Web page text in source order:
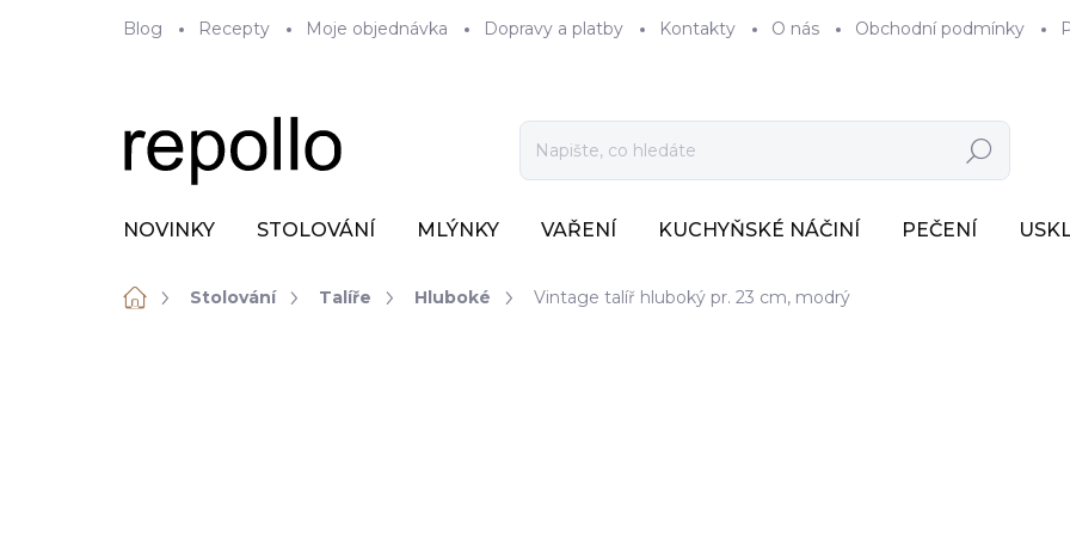
Blog Recepty Moje objednávka Dopravy a platby Kontakty O nás Obchodní podmínky
Hledat
NOVINKY STOLOVÁNÍ MLÝNKY VAŘENÍ KUCHYŇSKÉ NÁČINÍ PEČENÍ
DomůStolování Talíře Hluboké Vintage talíř hluboký pr. 23 cm, modrý